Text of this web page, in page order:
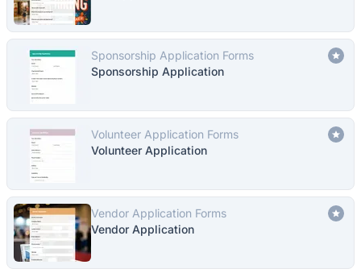
Sponsorship Application Forms
Sponsorship Application
Volunteer Application Forms
Volunteer Application
Vendor Application Forms
Vendor Application